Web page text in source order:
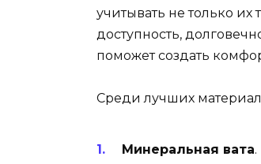
учитывать не только
доступность,
поможет создать
Среди лучших
Минеральная вата.